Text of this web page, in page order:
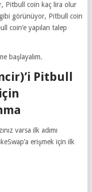
Pitbull coin kaç lira olur
görünüyor, Pitbull coin
coin’e yapılan talep
başlayalım.
Pitbull
varsa ilk adımı
erişmek için ilk